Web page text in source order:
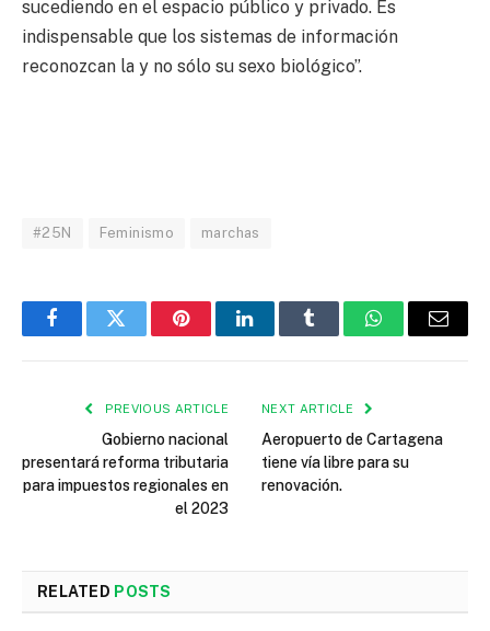
sucediendo en el espacio público y privado. Es
indispensable que los sistemas de información
reconozcan la y no sólo su sexo biológico”.
#25N Feminismo marchas
FacebookTwitter PinterestLinkedInTumblr WhatsAppEmail
PREVIOUS ARTICLE
Gobierno nacional
presentará reforma tributaria
para impuestos regionales en
el 2023
NEXT ARTICLE
Aeropuerto de Cartagena
tiene vía libre para su
renovación.
RELATED POSTS